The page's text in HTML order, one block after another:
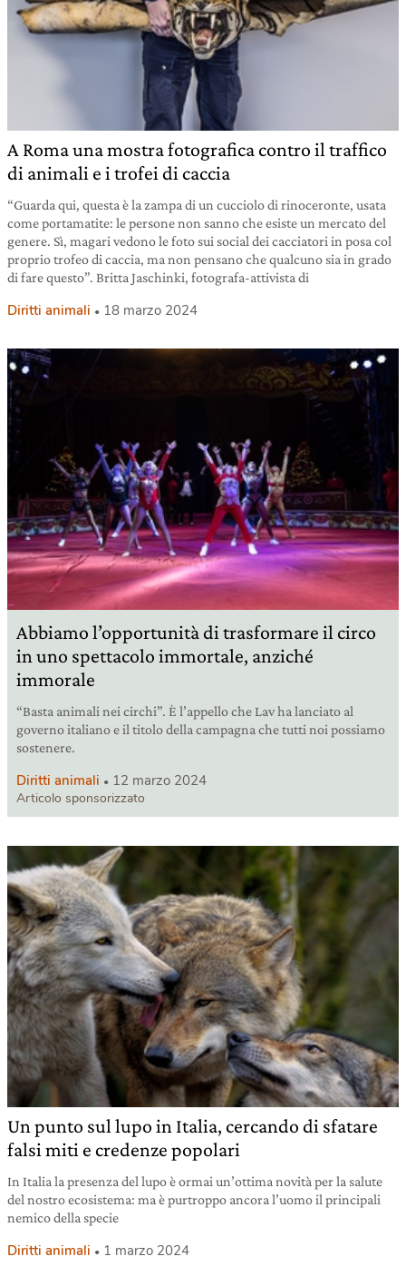
A Roma una mostra fotografica contro il traffico
di animali e i trofei di caccia
“Guarda qui, questa è la zampa di un cucciolo di rinoceronte, usata
come portamatite: le persone non sanno che esiste un mercato del
genere. Sì, magari vedono le foto sui social dei cacciatori in posa col
proprio trofeo di caccia, ma non pensano che qualcuno sia in grado
di fare questo”. Britta Jaschinki, fotografa-attivista di
Diritti animali 18 marzo 2024
Abbiamo l’opportunità di trasformare il circo
in uno spettacolo immortale, anziché
immorale
“Basta animali nei circhi”. È l’appello che Lav ha lanciato al
governo italiano e il titolo della campagna che tutti noi possiamo
sostenere.
Diritti animali 12 marzo 2024
Articolo sponsorizzato
Un punto sul lupo in Italia, cercando di sfatare
falsi miti e credenze popolari
In Italia la presenza del lupo è ormai un’ottima novità per la salute
del nostro ecosistema: ma è purtroppo ancora l’uomo il principali
nemico della specie
Diritti animali 1 marzo 2024